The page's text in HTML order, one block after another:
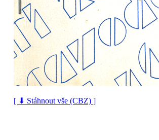
[ ⬇ Stáhnout vše (CBZ) ]